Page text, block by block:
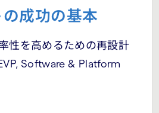
成功の基本
性を高めるための再設計
Software & Platform